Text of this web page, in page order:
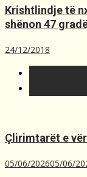
Krishtlindje të
shënon 47
24/12/2018
Çlirimtarët e
05/06/202605/06/